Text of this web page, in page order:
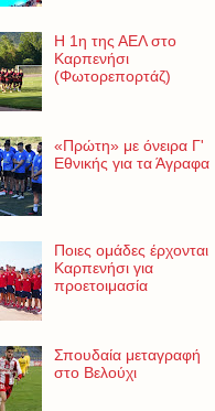
Η 1η της ΑΕΛ στο
Καρπενήσι
(Φωτορεπορτάζ)
«Πρώτη» με όνειρα Γ'
Εθνικής για τα Άγραφα
Ποιες ομάδες έρχονται
Καρπενήσι για
προετοιμασία
Σπουδαία μεταγραφή
στο Βελούχι